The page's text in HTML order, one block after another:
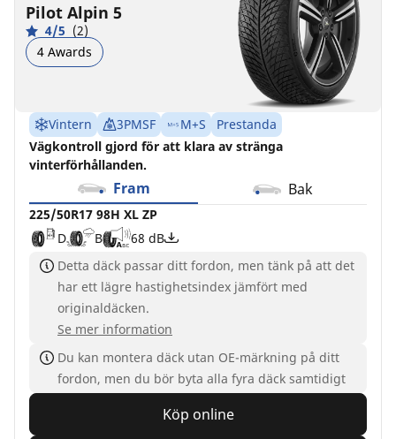
Pilot Alpin 5
4/5 (2)
4 Awards
Vintern 3PMSF M+S
Prestanda
Vägkontroll gjord för att klara av stränga
vinterförhållanden.
Fram Bak
225/50R17 98H XL ZP
D
B 68 dB
Detta däck passar ditt fordon, men tänk på att det
har ett lägre hastighetsindex jämfört med
originaldäcken.
Se mer information
Du kan montera däck utan OE-märkning på ditt
fordon, men du bör byta alla fyra däck samtidigt
Köp online